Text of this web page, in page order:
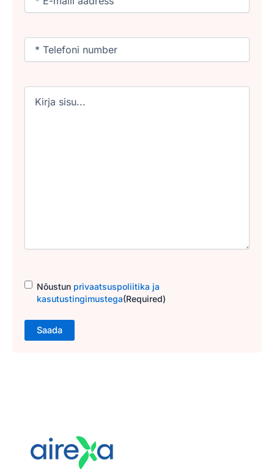
Phone
Untitled
Consent(Required)
Nõustun privaatsuspoliitika ja
kasutustingimustega(Required)